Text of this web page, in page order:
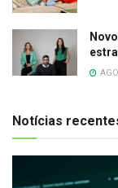
Notícias